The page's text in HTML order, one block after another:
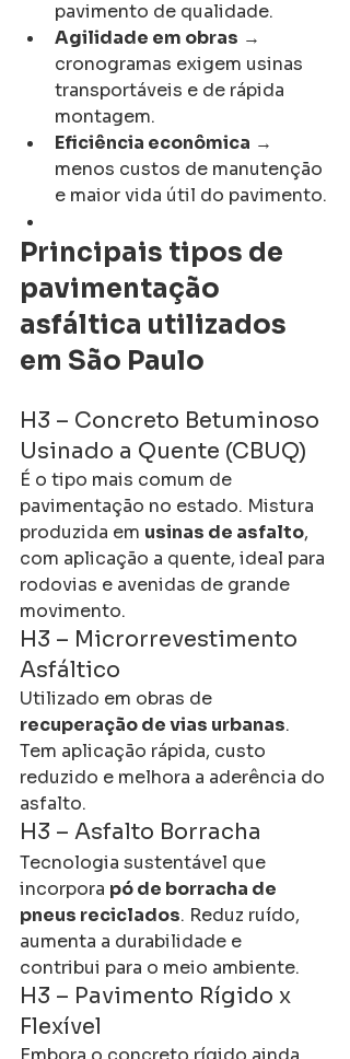
pavimento de qualidade.
Agilidade em obras →
cronogramas exigem usinas
transportáveis e de rápida
montagem.
Eficiência econômica →
menos custos de manutenção
e maior vida útil do pavimento.
Principais tipos de
pavimentação
asfáltica utilizados
em São Paulo
H3 – Concreto Betuminoso
Usinado a Quente (CBUQ)
É o tipo mais comum de
pavimentação no estado. Mistura
produzida em usinas de asfalto,
com aplicação a quente, ideal para
rodovias e avenidas de grande
movimento.
H3 – Microrrevestimento
Asfáltico
Utilizado em obras de
recuperação de vias urbanas.
Tem aplicação rápida, custo
reduzido e melhora a aderência do
asfalto.
H3 – Asfalto Borracha
Tecnologia sustentável que
incorpora pó de borracha de
pneus reciclados. Reduz ruído,
aumenta a durabilidade e
contribui para o meio ambiente.
H3 – Pavimento Rígido x
Flexível